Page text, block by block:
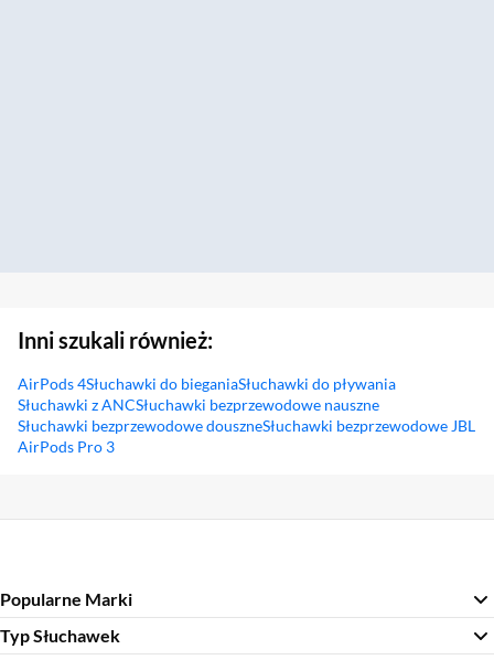
Inni szukali również:
AirPods 4Słuchawki do bieganiaSłuchawki do pływania
Słuchawki z ANCSłuchawki bezprzewodowe nauszne
Słuchawki bezprzewodowe douszneSłuchawki bezprzewodowe JBL
AirPods Pro 3
Popularne Marki
Typ Słuchawek